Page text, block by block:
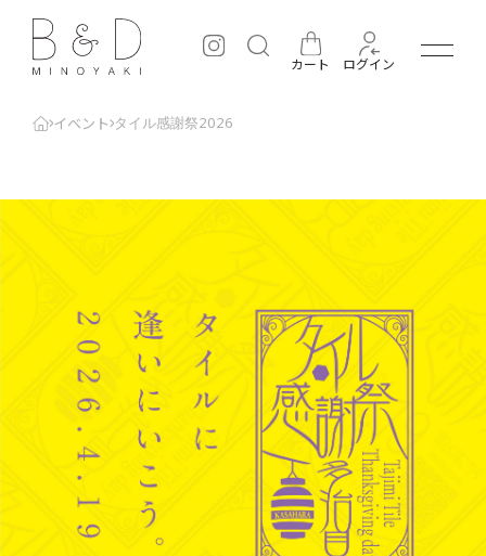
カート ログイン
B&D minoyaki
Minoyaki Fans
はじめての方へ
法人の方へ
お問い合わせ
イベント タイル感謝祭2026